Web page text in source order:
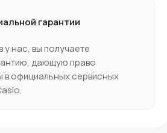
гарантии
у нас, вы получаете
дающую право
в официальных сервисных